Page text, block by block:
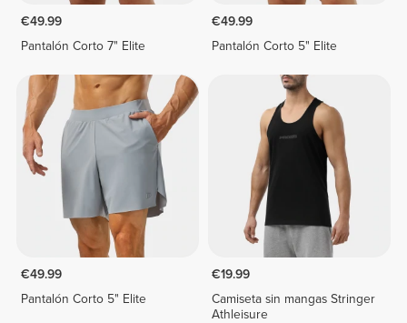
€49.99
Pantalón Corto 7" Elite
€49.99
Pantalón Corto 5" Elite
€49.99
Pantalón Corto 5" Elite
€19.99
Camiseta sin mangas Stringer
Athleisure